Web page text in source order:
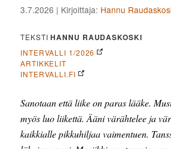
3.7.2026 | Kirjoittaja: Hannu
TEKSTIHANNU RAUDASKOSKI
INTERVALLI 1/2026
ARTIKKELIT
INTERVALLI.FI
Sanotaan että liike on paras lääke.
myös luo liikettä. Ääni värähtelee ja
kaikkialle pikkuhiljaa vaimentuen.